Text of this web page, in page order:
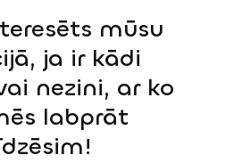
mūsu
ja ir kādi
nezini, ar ko
labprāt